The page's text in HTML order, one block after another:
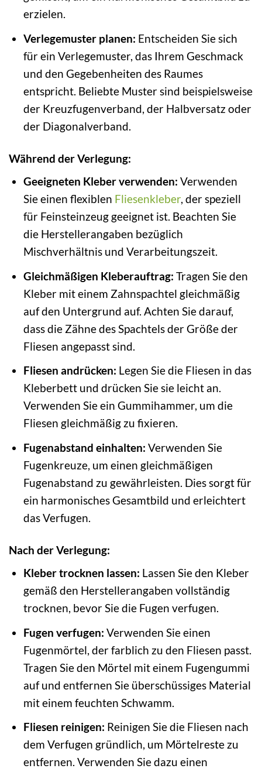
erzielen.
Verlegemuster planen: Entscheiden Sie sich
für ein Verlegemuster, das Ihrem Geschmack
und den Gegebenheiten des Raumes
entspricht. Beliebte Muster sind beispielsweise
der Kreuzfugenverband, der Halbversatz oder
der Diagonalverband.
Während der Verlegung:
Geeigneten Kleber verwenden: Verwenden
Sie einen flexiblen Fliesenkleber, der speziell
für Feinsteinzeug geeignet ist. Beachten Sie
die Herstellerangaben bezüglich
Mischverhältnis und Verarbeitungszeit.
Gleichmäßigen Kleberauftrag: Tragen Sie den
Kleber mit einem Zahnspachtel gleichmäßig
auf den Untergrund auf. Achten Sie darauf,
dass die Zähne des Spachtels der Größe der
Fliesen angepasst sind.
Fliesen andrücken: Legen Sie die Fliesen in das
Kleberbett und drücken Sie sie leicht an.
Verwenden Sie ein Gummihammer, um die
Fliesen gleichmäßig zu fixieren.
Fugenabstand einhalten: Verwenden Sie
Fugenkreuze, um einen gleichmäßigen
Fugenabstand zu gewährleisten. Dies sorgt für
ein harmonisches Gesamtbild und erleichtert
das Verfugen.
Nach der Verlegung:
Kleber trocknen lassen: Lassen Sie den Kleber
gemäß den Herstellerangaben vollständig
trocknen, bevor Sie die Fugen verfugen.
Fugen verfugen: Verwenden Sie einen
Fugenmörtel, der farblich zu den Fliesen passt.
Tragen Sie den Mörtel mit einem Fugengummi
auf und entfernen Sie überschüssiges Material
mit einem feuchten Schwamm.
Fliesen reinigen: Reinigen Sie die Fliesen nach
dem Verfugen gründlich, um Mörtelreste zu
entfernen. Verwenden Sie dazu einen